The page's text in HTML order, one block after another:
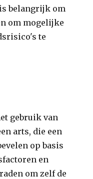
belangrijk om
om mogelijke
te
gebruik van
arts, die een
op basis
en
om zelf de